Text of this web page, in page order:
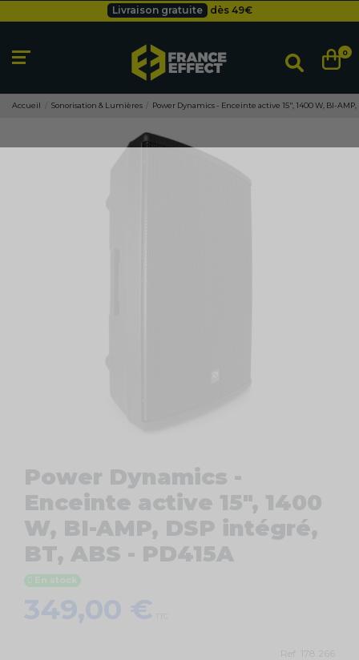
Livraison gratuite dès 49€
Livraison gratuite dès 49 0
Accueil Sonorisation & Lumières Power Dynamics - Enceinte active 15", 1400 W, BI-AMP,
Power Dynamics -
Enceinte active 15", 1400
W, BI-AMP, DSP intégré,
BT, ABS - PD415A
En stock
349,00 €
Ref. 178.266